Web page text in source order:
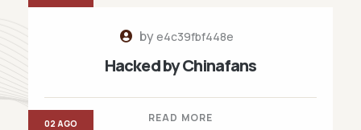
bye4c39fbf448e
Hacked by Chinafans
READ MORE
02 AGO